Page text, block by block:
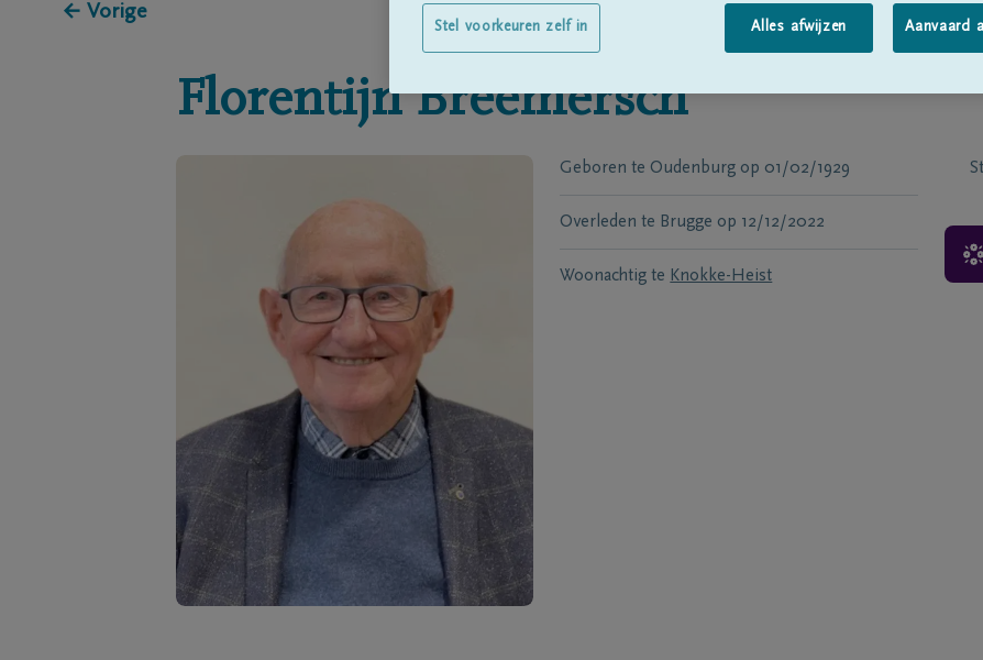
← Vorige
Florentijn Breemersch
Geboren te Oudenburg op 01/02/1929
Overleden te Brugge op 12/12/2022
Woonachtig te Knokke-Heist
Alles afwijzen Aanvaard
Stel voorkeuren zelf in